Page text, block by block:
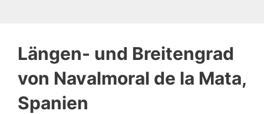
Längen- und Breitengrad
von Navalmoral de la Mata,
Spanien